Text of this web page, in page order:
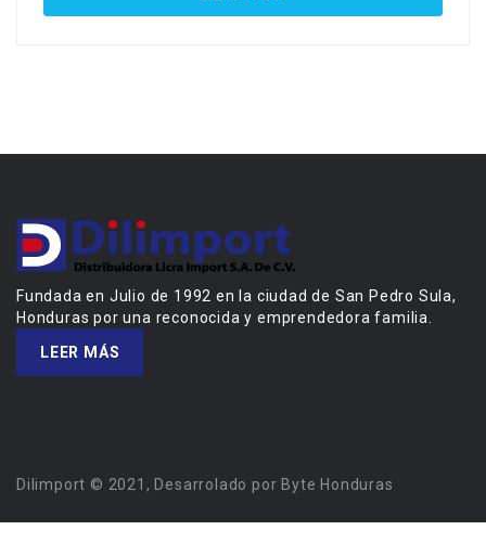
Fundada en Julio de 1992 en la ciudad de San Pedro Sula,
Honduras por una reconocida y emprendedora familia.
LEER MÁS
Dilimport © 2021, Desarrolado por Byte Honduras